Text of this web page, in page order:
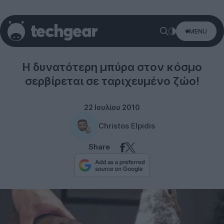
MENU
Η δυνατότερη μπύρα στον κόσμο
σερβίρεται σε ταριχευμένο ζώο!
22 Ιουλίου 2010
Christos Elpidis
Share